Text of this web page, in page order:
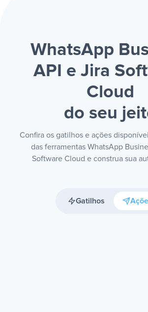
WhatsApp
API e Jira
Cloud
do seu
Confira os gatilhos e ações
das ferramentas WhatsApp
Software Cloud e construa sua
Gatilhos